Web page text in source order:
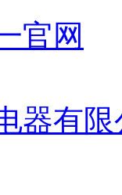
官网
器有限